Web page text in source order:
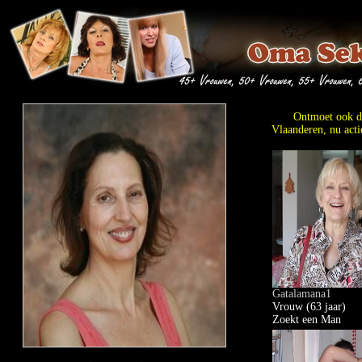
Ontmoet ook
Vlaanderen, nu
Gatalamana1
Vrouw (63 jaar)
Zoekt een Man